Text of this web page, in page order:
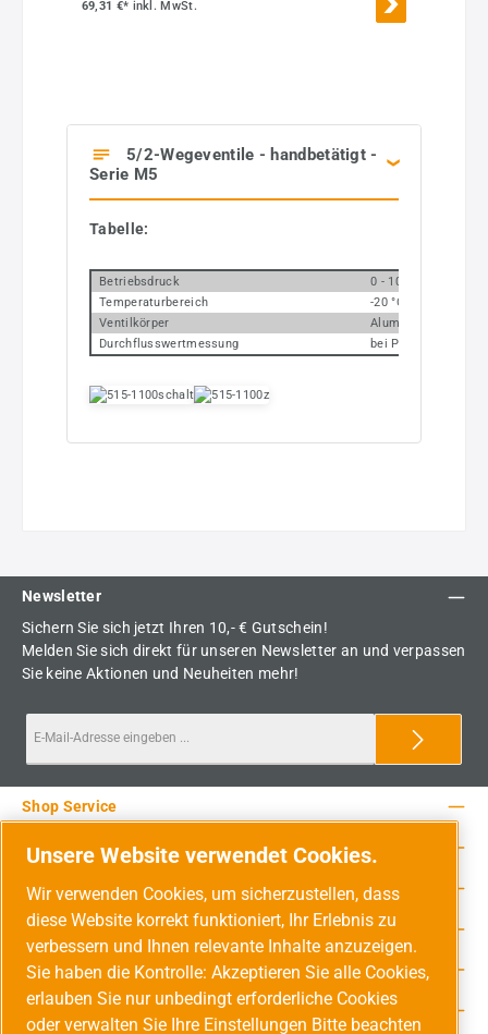
69,31 €* inkl. MwSt.
5/2-Wegeventile - handbetätigt -
Serie M5
Tabelle:
Betriebsdruck
0 - 10 bar
Temperaturbereich
-20 °C bis +70 °C
Ventilkörper
Aluminiumlegierung
Durchflusswertmessung
bei P1 = 8 bar, P2 =
Newsletter
Sichern Sie sich jetzt Ihren 10,- € Gutschein!
Melden Sie sich direkt für unseren Newsletter an und verpassen
Sie keine Aktionen und Neuheiten mehr!
Service-Hotline
Shop Service
Rechtliche Hinweise
Unsere Vorteile
Versandarten
Zahlungsarten
Unsere Website verwendet Cookies.
Wir verwenden Cookies, um sicherzustellen, dass
diese Website korrekt funktioniert, Ihr Erlebnis zu
verbessern und Ihnen relevante Inhalte anzuzeigen.
Sie haben die Kontrolle: Akzeptieren Sie alle Cookies,
erlauben Sie nur unbedingt erforderliche Cookies
oder verwalten Sie Ihre Einstellungen Bitte beachten